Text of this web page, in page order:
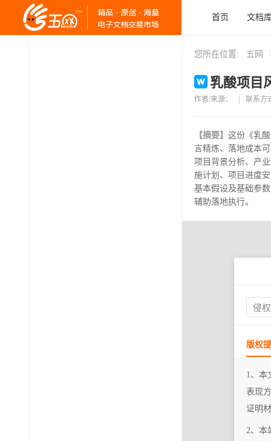
首页 文档
您所在位置: 五网
乳酸项目
作者/来源： 联系方
【摘要】 这份《乳
言精炼、落地成本
项目背景分析、产
施计划、项目进度
基本假设及基础参
辅助落地执行。
侵
版权
1、本
表现
证明
2、本